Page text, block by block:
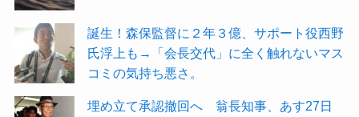
誕生！森保監督に２年３億、サポート役西野
氏浮上も→「会長交代」に全く触れないマス
コミの気持ち悪さ。
埋め立て承認撤回へ 翁長知事、あす27日